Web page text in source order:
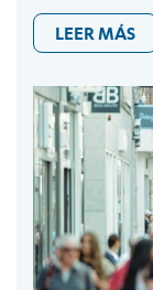
LEER MÁS